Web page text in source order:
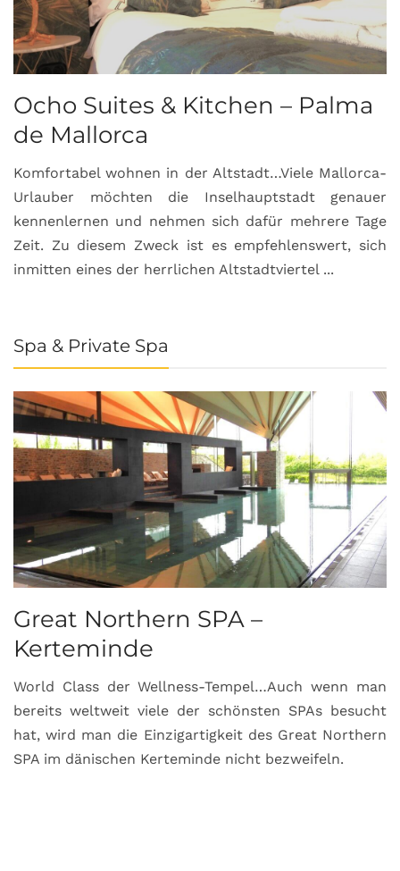
Ocho Suites & Kitchen – Palma
de Mallorca
Komfortabel wohnen in der Altstadt…Viele Mallorca-
Urlauber möchten die Inselhauptstadt genauer
kennenlernen und nehmen sich dafür mehrere Tage
Zeit. Zu diesem Zweck ist es empfehlenswert, sich
inmitten eines der herrlichen Altstadtviertel ...
Spa & Private Spa
Great Northern SPA –
Kerteminde
World Class der Wellness-Tempel…Auch wenn man
bereits weltweit viele der schönsten SPAs besucht
hat, wird man die Einzigartigkeit des Great Northern
SPA im dänischen Kerteminde nicht bezweifeln.